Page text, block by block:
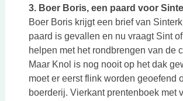
3. Boer Boris, een paard voor
Boer Boris krijgt een brief van
paard is gevallen en nu vraagt Sint
helpen met het rondbrengen van de
Maar Knol is nog nooit op het dak
moet er eerst flink worden geoefend
boerderij. Vierkant prentenboek met